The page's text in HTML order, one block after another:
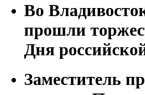
Во
прошли
Дня
Заместитель